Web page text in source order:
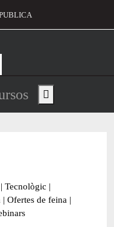
d'usuari
de
Show main menu
| Tecnològic |
| Ofertes de feina |